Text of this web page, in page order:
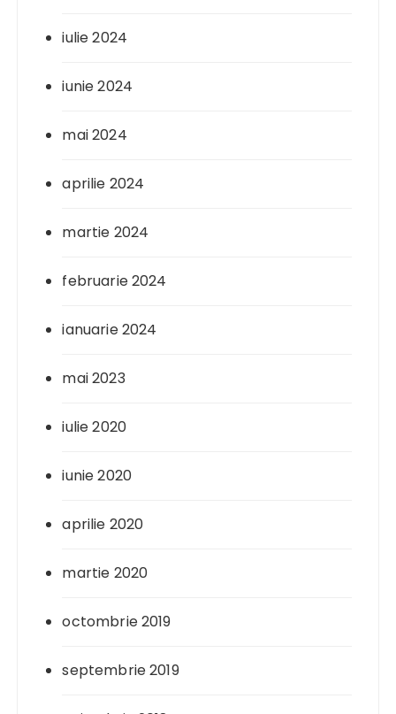
iulie 2024
iunie 2024
mai 2024
aprilie 2024
martie 2024
februarie 2024
ianuarie 2024
mai 2023
iulie 2020
iunie 2020
aprilie 2020
martie 2020
octombrie 2019
septembrie 2019